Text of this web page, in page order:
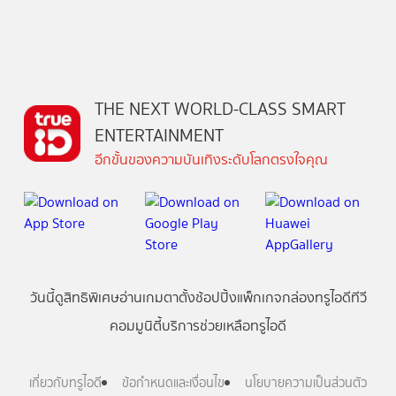
THE NEXT WORLD-CLASS SMART
ENTERTAINMENT
อีกขั้นของความบันเทิงระดับโลกตรงใจคุณ
วันนี้ดูสิทธิพิเศษอ่านเกมตาตั้งช้อปปิ้งแพ็กเกจกล่องทรูไอดีทีวี
คอมมูนิตี้บริการช่วยเหลือทรูไอดี
เกี่ยวกับทรูไอดี ข้อกำหนดและเงื่อนไข นโยบายความเป็นส่วนตัว